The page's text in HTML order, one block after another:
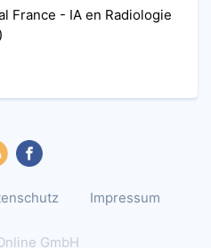
France - IA en Radiologie
Impressum
GmbH